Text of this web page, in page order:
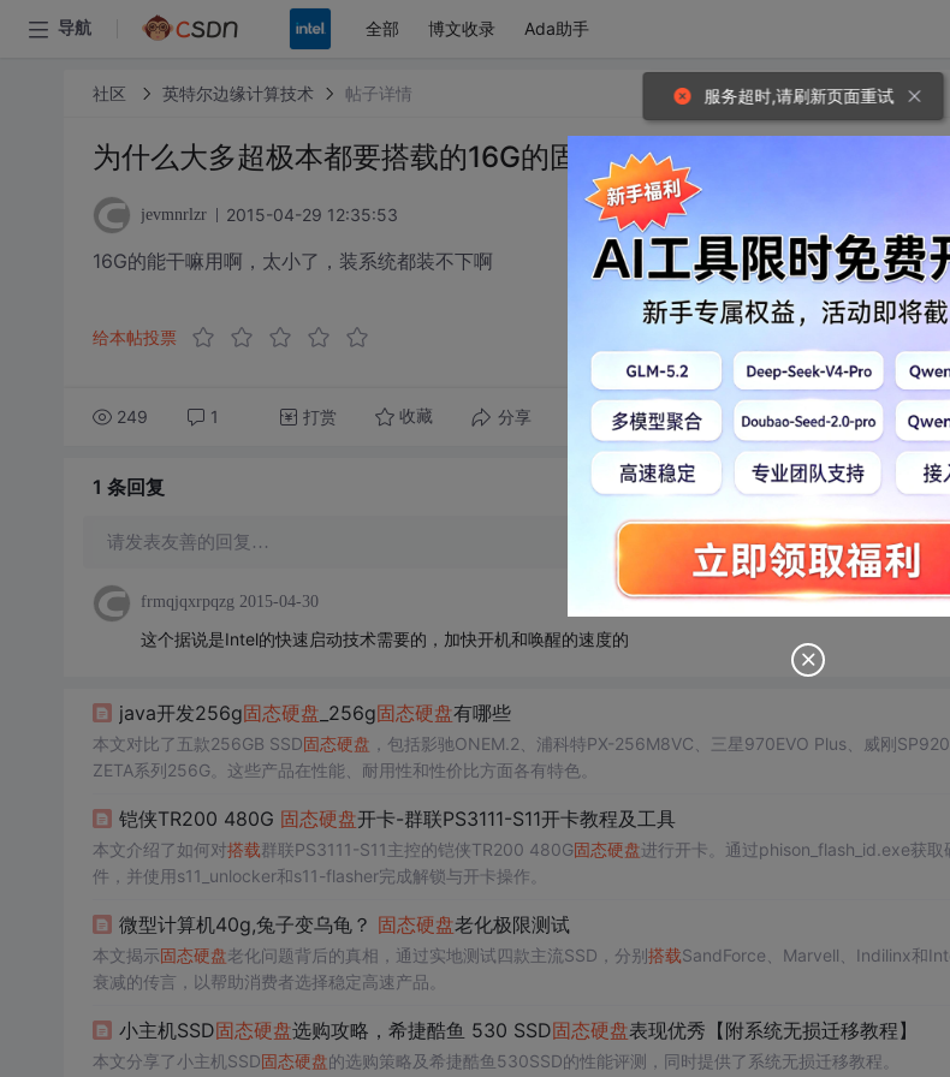
导航 全部 博文收录 Ada助手
社区 英特尔边缘计算技术 帖子详情
为什么大多超极本都要搭载的16G的固态硬盘
jevmnrlzr 2015-04-29 12:35:53
16G的能干嘛用啊，太小了，装系统都装不下啊
给本帖投票
249 1 打赏 收藏 分享 转发到动态 举报
1 条回复
请发表友善的回复…
frmqjqxrpqzg 2015-04-30
这个据说是Intel的快速启动技术需要的，加快开机和唤醒的速度的
java开发256g固态硬盘 _256g固态硬盘有哪些
本文对比了五款256GB SSD固态硬盘 ，包括影驰ONEM.2、浦科特PX-256M8VC、三星970EVO Plus、威刚
ZETA系列256G。这些产品在性能、耐用性和性价比方面各有特色。
铠侠TR200 480G 固态硬盘开卡-群联PS3111-S11开卡教程及工具
本文介绍了如何对搭载群联PS3111-S11主控的铠侠TR200 480G固态硬盘进行开卡。通过phison_flash_id.exe获取
件，并使用s11_unlocker和s11-flasher完成解锁与开卡操作。
微型计算机40g,兔子变乌龟？ 固态硬盘老化极限测试
本文揭示固态硬盘老化问题背后的真相，通过实地测试四款主流SSD，分别搭载SandForce、Marvell、Indilinx和
衰减的传言，以帮助消费者选择稳定高速产品。
小主机SSD固态硬盘选购攻略，希捷酷鱼 530 SSD固态硬盘表现优秀【附系统无损迁移教程】
本文分享了小主机SSD固态硬盘的选购策略及希捷酷鱼530SSD的性能评测，同时提供了系统无损迁移教程。
服务超时,请刷新页面重试